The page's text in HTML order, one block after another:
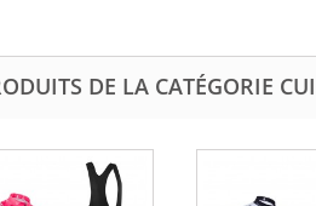
DE LA CATÉGORIE